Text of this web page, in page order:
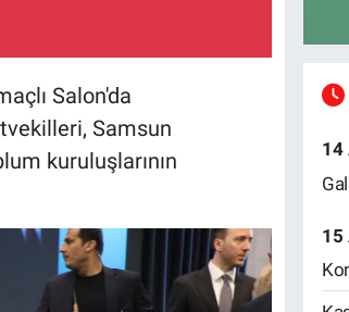
Salon'da
Samsun
kuruluşlarının
14
15